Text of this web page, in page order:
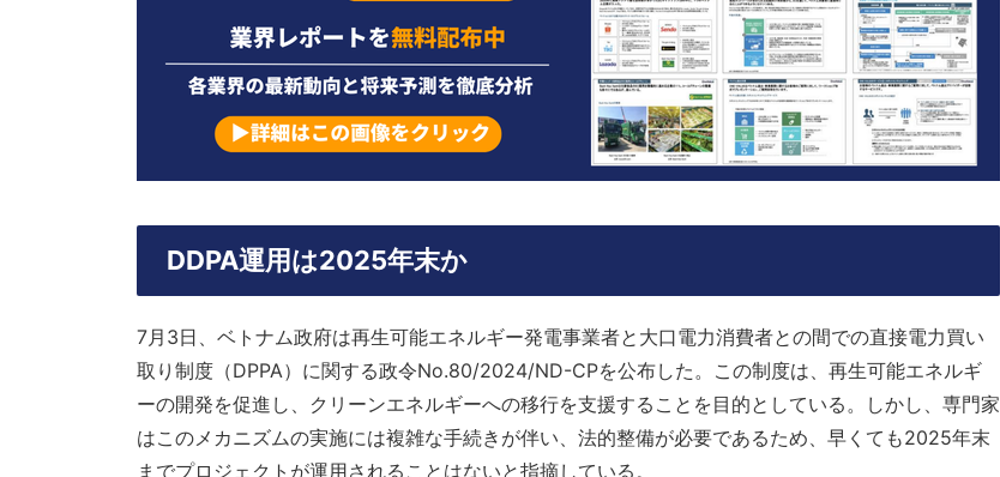
DDPA運用は2025年末か
7月3日、ベトナム政府は再生可能エネルギー発電事業者と大口電力消費者との間での直接電力買い
取り制度（DPPA）に関する政令No.80/2024/ND-CPを公布した。この制度は、再生可能エネルギ
ーの開発を促進し、クリーンエネルギーへの移行を支援することを目的としている。しかし、専門家
はこのメカニズムの実施には複雑な手続きが伴い、法的整備が必要であるため、早くても2025年末
までプロジェクトが運用されることはないと指摘している。